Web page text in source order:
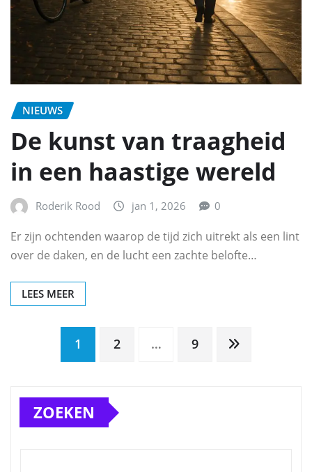
NIEUWS
De kunst van traagheid
in een haastige wereld
Roderik Rood jan 1, 2026 0
Er zijn ochtenden waarop de tijd zich uitrekt als een lint
over de daken, en de lucht een zachte belofte…
LEES MEER
Berichten
paginering
1 2 … 9
ZOEKEN